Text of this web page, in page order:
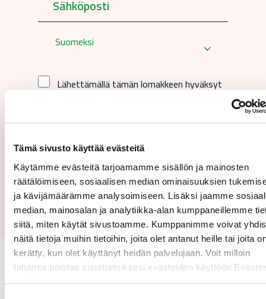
Tämä sivusto käyttää evästeitä
Käytämme evästeitä tarjoamamme sisällön ja mainosten
räätälöimiseen, sosiaalisen median ominaisuuksien
ja kävijämäärämme analysoimiseen. Lisäksi jaamme
median, mainosalan ja analytiikka-alan kumppaneillemme
siitä, miten käytät sivustoamme. Kumppanimme voivat
näitä tietoja muihin tietoihin, joita olet antanut heille tai joita
kerätty, kun olet käyttänyt heidän palvelujaan. Voit milloin
tahansa poistaa suostumuksesi evästeiden käyttöön
sivulla.
Suomeksi
Lähettämällä tämän lomakkeen hyväksyt
Lähetä